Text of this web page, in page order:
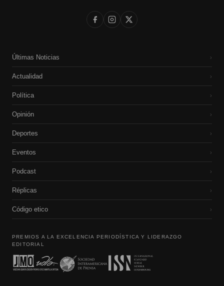
Últimas Noticias ›
Actualidad ›
Política ›
Opinión ›
Deportes ›
Eventos ›
Podcast ›
Réplicas ›
Código etico ›
PREMIOS A LA EXCELENCIA PERIODÍSTICA Y LIDERAZGO
EDITORIAL